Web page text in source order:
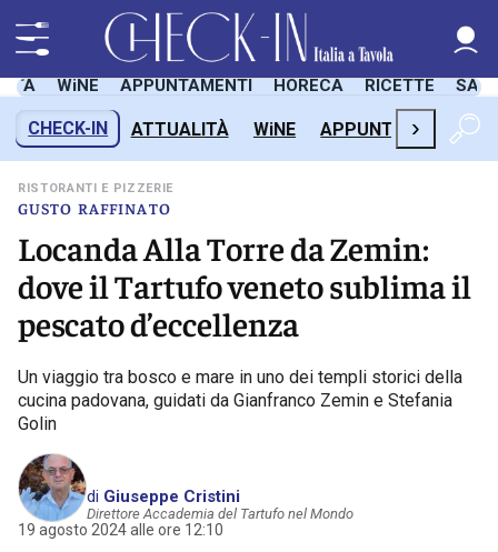
WiNE APPUNTAMENTI HORECA RICETTE
CHECK-IN ATTUALITÀ WiNE APPUNTAMENTI
›
GUSTO RAFFINATO
RISTORANTI E PIZZERIE
Locanda Alla Torre da Zemin:
dove il Tartufo veneto sublima il
pescato d’eccellenza
Un viaggio tra bosco e mare in uno dei templi storici della
cucina padovana, guidati da Gianfranco Zemin e Stefania
Golin
di Giuseppe Cristini
Direttore Accademia del Tartufo nel Mondo
19 agosto 2024 alle ore 12:10